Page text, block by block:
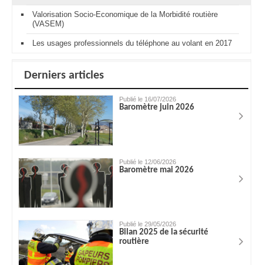
Valorisation Socio-Economique de la Morbidité routière
(VASEM)
Les usages professionnels du téléphone au volant en 2017
Derniers articles
Publié le 16/07/2026
Baromètre juin 2026
Publié le 12/06/2026
Baromètre mai 2026
Publié le 29/05/2026
Bilan 2025 de la sécurité
routière